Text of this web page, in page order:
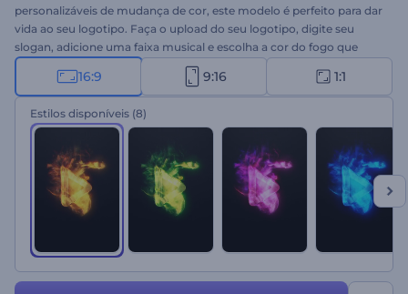
personalizáveis de mudança de cor, este modelo é perfeito para dar
vida ao seu logotipo. Faça o upload do seu logotipo, digite seu
slogan, adicione uma faixa musical e escolha a cor do fogo que
combine com o estilo da sua marca. Ideal para aberturas de canais
de jogos, apresentações dinâmicas, vídeos promocionais,
lançamentos de produtos, introduções de eventos e muito mais.
Crie agora e incendeie seus vídeos hoje mesmo!
16:9 9:16 1:1
Estilos disponíveis (8)